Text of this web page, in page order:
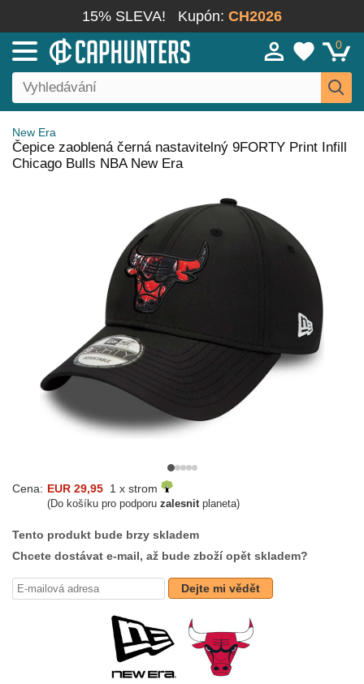
15% SLEVA! Kupón: CH2026
0
New Era
Čepice zaoblená černá nastavitelný 9FORTY Print Infill
Chicago Bulls NBA New Era
Cena: EUR 29,95 1 x strom
(Do košíku pro podporu zalesnitplaneta)
Tento produkt bude brzy skladem
Chcete dostávat e-mail, až bude zboží opět skladem?
Dejte mi vědět